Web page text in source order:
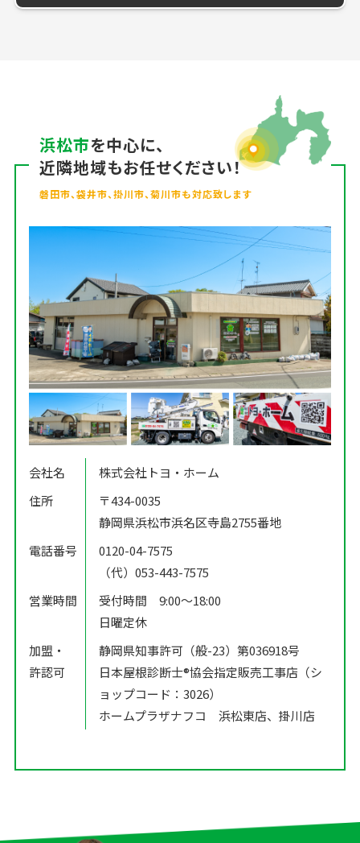
浜松市を中心に、
近隣地域もお任せください！
磐田市、袋井市、掛川市、菊川市も対応致します
会社名
株式会社トヨ・ホーム
住所
〒434-0035
静岡県浜松市浜名区寺島2755番地
電話番号
0120-04-7575
（代）053-443-7575
営業時間
受付時間 9:00〜18:00
日曜定休
加盟・
許認可
静岡県知事許可（般-23）第036918号
日本屋根診断士®️協会指定販売工事店（シ
ョップコード：3026）
ホームプラザナフコ 浜松東店、掛川店